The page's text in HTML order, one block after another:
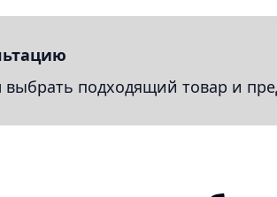
подходящий товар и